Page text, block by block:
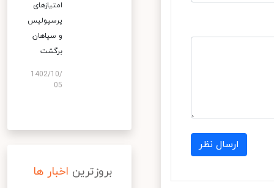
ارسال نظر
امتیازهای
پرسپولیس
و سپاهان
برگشت
1402/10/
05
بروزترین اخبار ها